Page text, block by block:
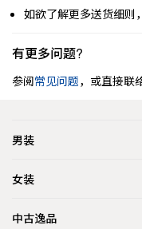
如欲了解更多送货细则
有更多问题?
参阅常见问题，或直接联
男装
女装
中古逸品